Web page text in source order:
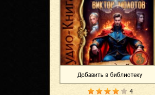
Добавить в библиотеку
4